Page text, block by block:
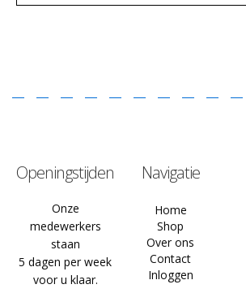
Openingstijden
Onze
medewerkers
staan
5 dagen per week
voor u klaar.
Navigatie
Home
Shop
Over ons
Contact
Inloggen